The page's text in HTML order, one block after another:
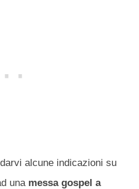
alcune indicazioni su
una messa gospel a